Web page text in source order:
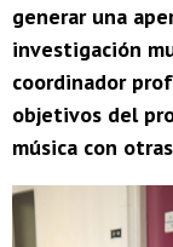
generar una
investigación
coordinador
objetivos del
música con